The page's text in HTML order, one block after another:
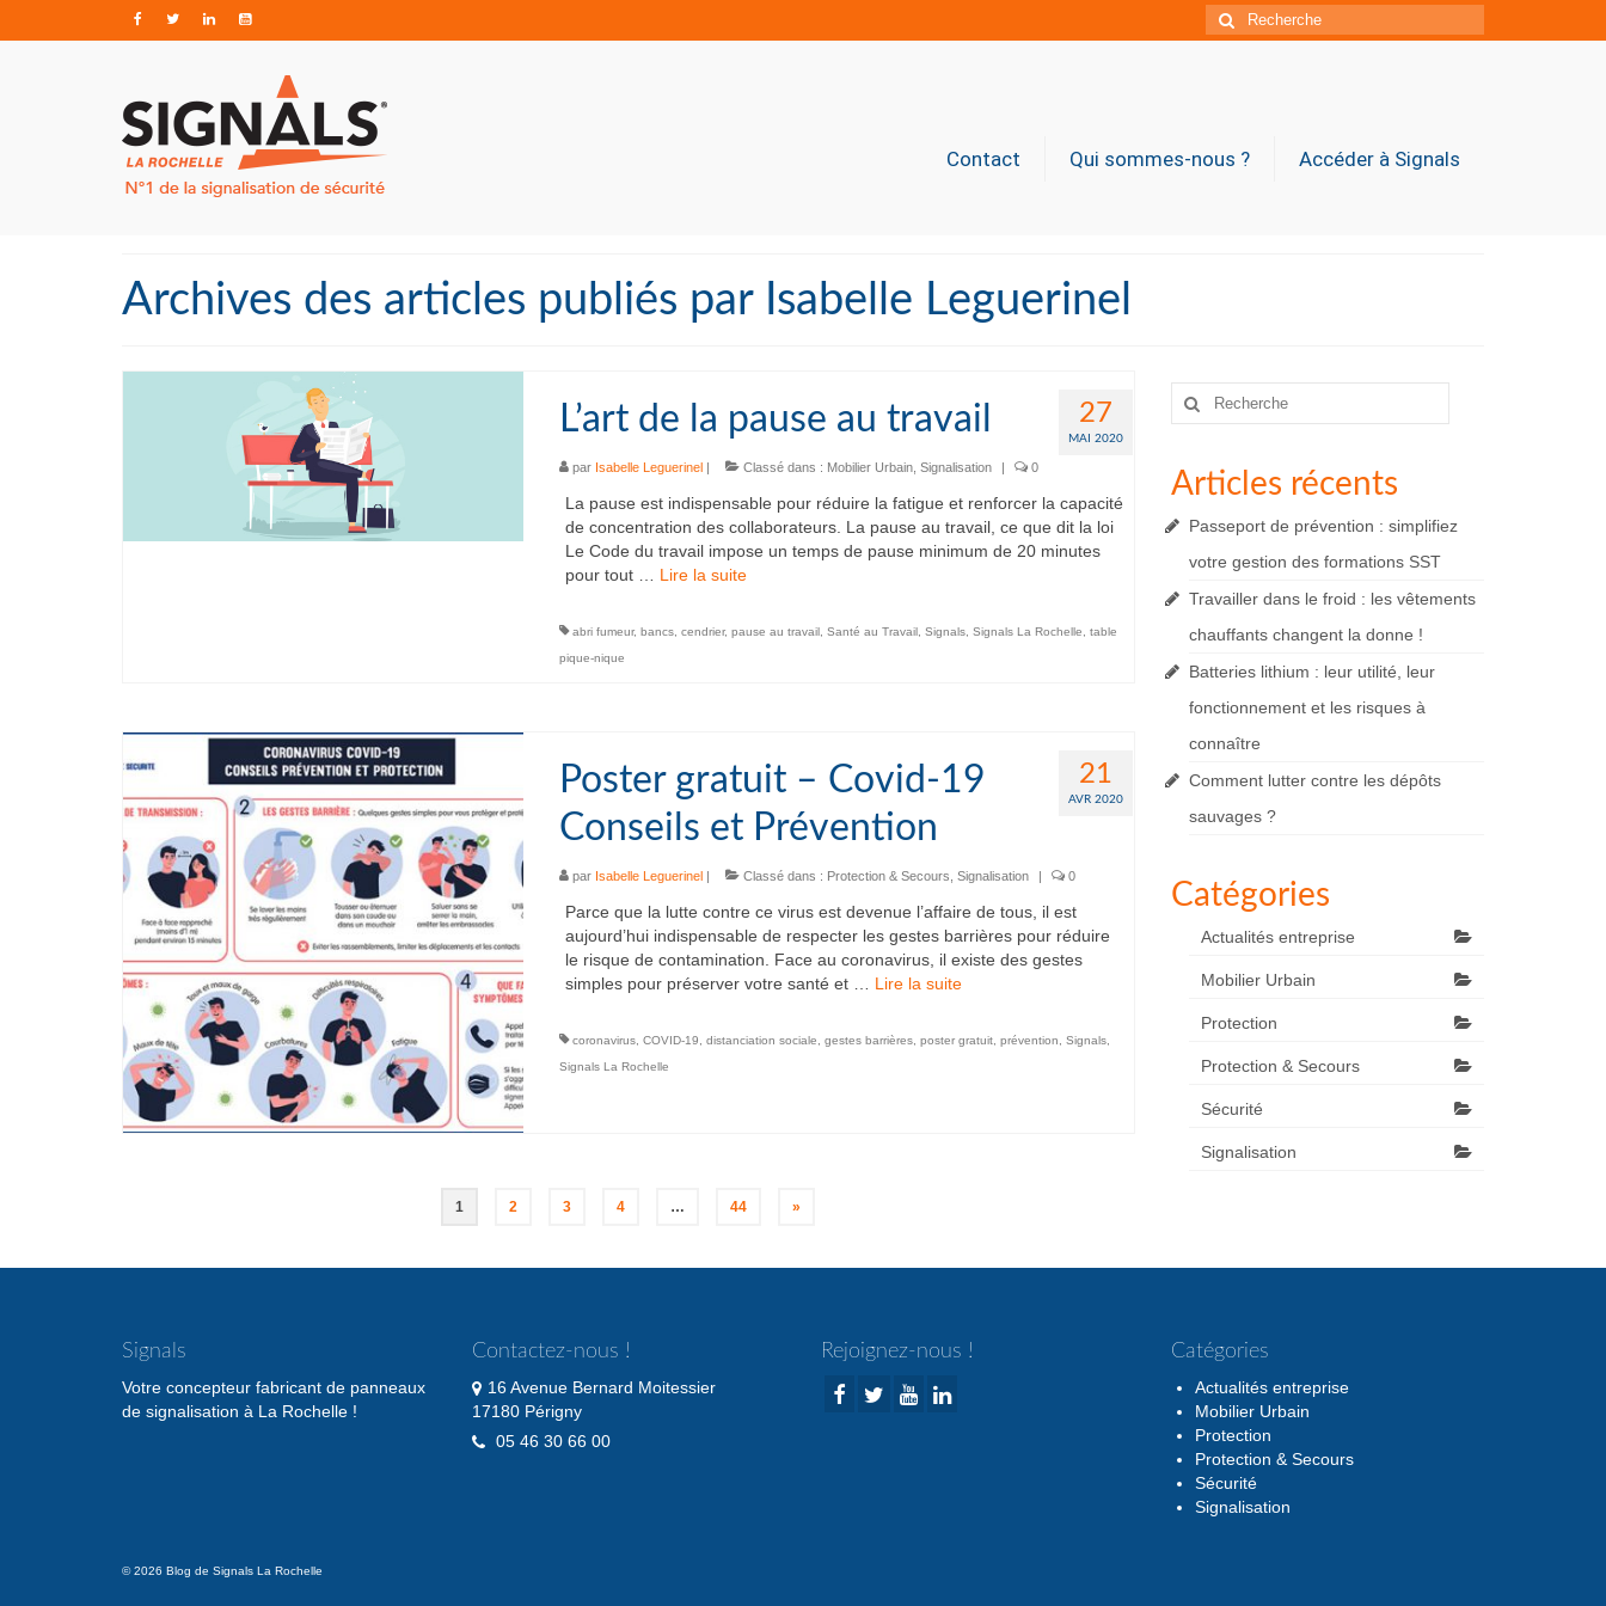
Rechercher
:
Contact Qui sommes-nous ? Accéder à Signals
Archives des articles publiés par Isabelle Leguerinel
27
MAI 2020
L’art de la pause au travail
par Isabelle Leguerinel| Classé dans : Mobilier Urbain, Signalisation | 0
La pause est indispensable pour réduire la fatigue et renforcer la capacité
de concentration des collaborateurs. La pause au travail, ce que dit la loi
Le Code du travail impose un temps de pause minimum de 20 minutes
pour tout … Lire la suite­­
abri fumeur, bancs, cendrier, pause au travail, Santé au Travail, Signals, Signals La Rochelle
table
pique-nique
21
AVR 2020
Poster gratuit – Covid-19
Conseils et Prévention
par Isabelle Leguerinel| Classé dans : Protection & Secours Signalisation | 0
Parce que la lutte contre ce virus est devenue l’affaire de tous, il est
aujourd’hui indispensable de respecter les gestes barrières pour réduire
le risque de contamination. Face au coronavirus, il existe des gestes
simples pour préserver votre santé et … Lire la suite­­
coronavirus, COVID-19 distanciation sociale gestes barrières, poster gratuit, prévention Signals,
Signals La Rochelle
1 2 3 4 … 44 »
Rechercher
Articles récents
Passeport de prévention : simplifiez
votre gestion des formations SST
Travailler dans le froid : les vêtements
chauffants changent la donne !
Batteries lithium : leur utilité, leur
fonctionnement et les risques à
connaître
Comment lutter contre les dépôts
sauvages ?
Catégories
Actualités entreprise
Mobilier Urbain
Protection
Protection & Secours
Sécurité
Signalisation
Signals
Votre concepteur fabricant de panneaux
de signalisation à La Rochelle !
Contactez-nous !
16 Avenue Bernard Moitessier
17180 Périgny
05 46 30 66 00
Rejoignez-nous ! Catégories
Actualités entreprise
Mobilier Urbain
Protection
Protection & Secours
Sécurité
Signalisation
© 2026 Blog de Signals La Rochelle